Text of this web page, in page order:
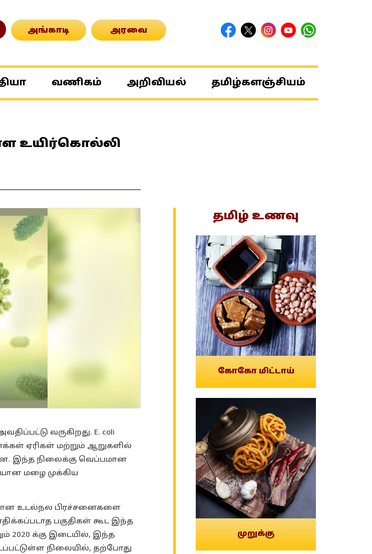
அங்காடி அரவை
வணிகம் அறிவியல் தமிழ்களஞ்சியம்
உயிர்கொல்லி
வருகிறது. E. coli
ஏரிகள் மற்றும் ஆறுகளில்
இந்த நிலைக்கு வெப்பமான
மழை முக்கிய
உடல்நல பிரச்சனைகளை
பகுதிகள் கூட இந்த
2020 க்கு இடையில், இந்த
நிலையில், தற்போது
தமிழ் உணவு
கோகோ மிட்டாய்
முறுக்கு